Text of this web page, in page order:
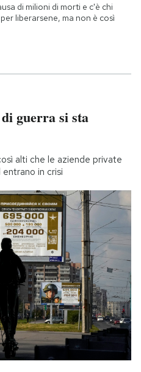
di milioni di morti e c'è chi
liberarsene, ma non è così
guerra si sta
alti che le aziende private
in crisi